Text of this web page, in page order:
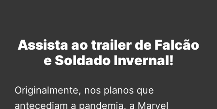
Assista ao trailer de Falcão
e Soldado Invernal!
Originalmente, nos planos que
antecediam a pandemia, a Marvel